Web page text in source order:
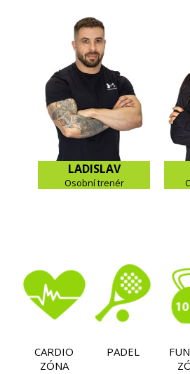
LADISLAV
Osobní trenér
CARDIO
ZÓNA
PADEL